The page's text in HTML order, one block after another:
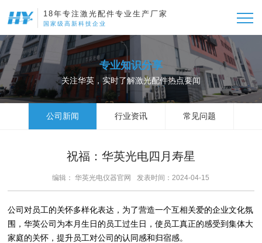
18年专注激光配件专业生产厂家
国家级高新科技企业
专业知识分享
关注华英，实时了解激光配件热点要闻
公司新闻 行业资讯 常见问题
祝福：华英光电四月寿星
编辑： 华英光电仪器官网 发表时间：2024-04-15
公司对员工的关怀多样化表达，为了营造一个互相关爱的企业文化氛
围，华英公司为本月生日的员工过生日，使员工真正的感受到集体大
家庭的关怀，提升员工对公司的认同感和归宿感。